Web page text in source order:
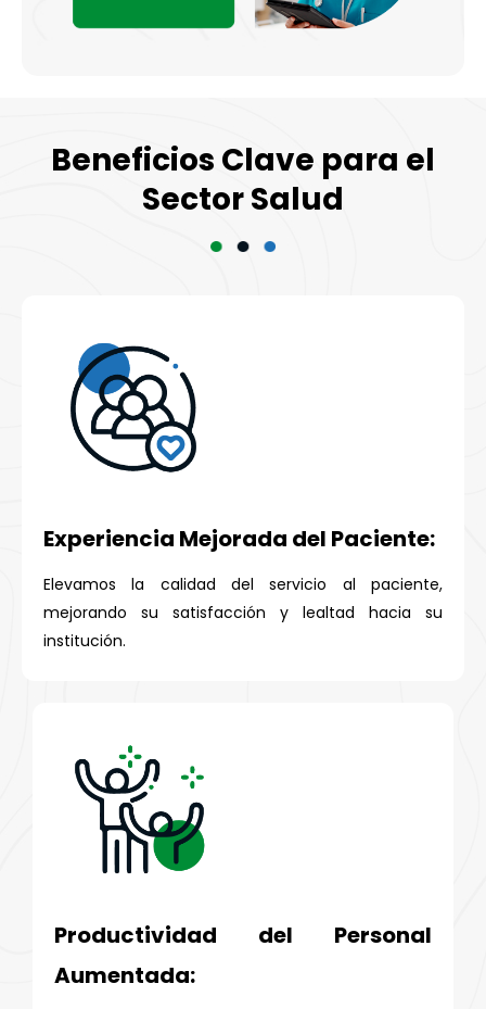
Beneficios Clave para el
Sector Salud
Experiencia Mejorada del Paciente:
Elevamos la calidad del servicio al paciente,
mejorando su satisfacción y lealtad hacia su
institución.
Productividad del Personal
Aumentada: